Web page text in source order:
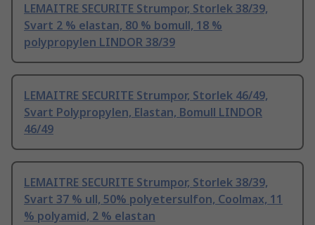
LEMAITRE SECURITE Strumpor, Storlek 38/39,
Svart 2 % elastan, 80 % bomull, 18 %
polypropylen LINDOR 38/39
LEMAITRE SECURITE Strumpor, Storlek 46/49,
Svart Polypropylen, Elastan, Bomull LINDOR
46/49
LEMAITRE SECURITE Strumpor, Storlek 38/39,
Svart 37 % ull, 50% polyetersulfon, Coolmax, 11
% polyamid, 2 % elastan